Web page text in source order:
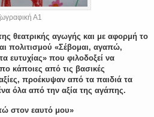
Α1
θεατρικής αγωγής και με αφορμή το
πολιτισμού «Σέβομαι, αγαπώ,
ευτυχίας» που φιλοδοξεί να
κάποιες από τις βασικές
προέκυψαν από τα παιδιά τα
όλα από την αξία της αγάπης.
στον εαυτό μου»